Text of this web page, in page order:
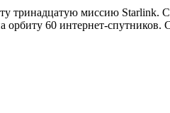
тринадцатую миссию Starlink.
орбиту 60 интернет-